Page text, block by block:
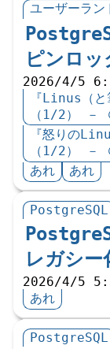
ユーザーラン
ピンロッ
2026/4/5
『Linus（
（1/2） －
『怒りの
（1/2） －
あれ
あれ
PostgreSQL
レガシー
2026/4/5
あれ
PostgreSQL